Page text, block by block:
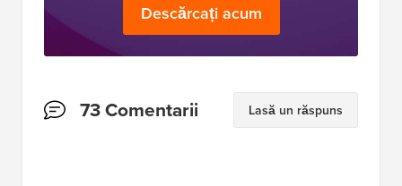
Descărcați acum
Interacțiuni
73 Comentarii Lasă un răspuns